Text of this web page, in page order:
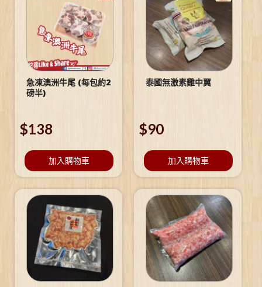
急凍澳洲牛尾 (每包約2
磅半)
$138
加入購物車
泰國無激素雞中翼
$90
加入購物車